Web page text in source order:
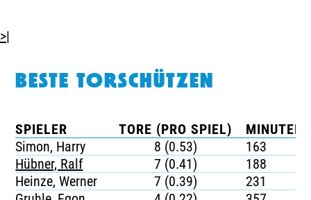
>|
BESTE TORSCHÜTZEN
SPIELER TORE (PRO SPIEL)
MINUTEN
Simon, Harry
8 (0.53)
163
Hübner, Ralf
7 (0.41)
188
Heinze, Werner
7 (0.39)
231